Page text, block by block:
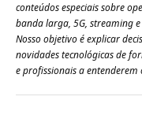
conteúdos especiais sobre
banda larga, 5G, streaming
Nosso objetivo é explicar
novidades tecnológicas de
e profissionais a entenderem